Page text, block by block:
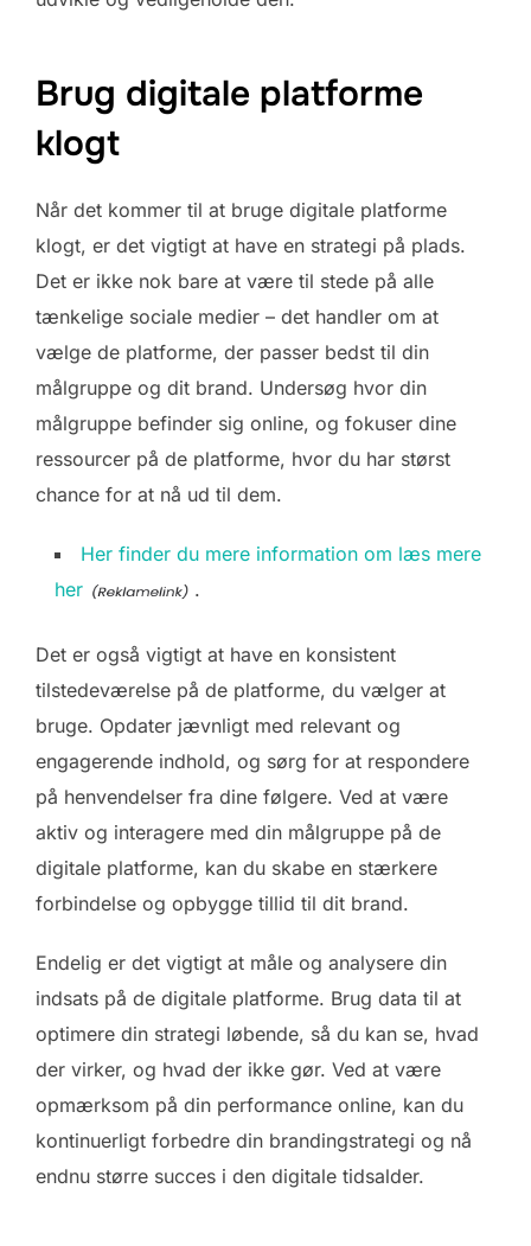
Brug digitale platforme
klogt
Når det kommer til at bruge digitale platforme
klogt, er det vigtigt at have en strategi på plads.
Det er ikke nok bare at være til stede på alle
tænkelige sociale medier – det handler om at
vælge de platforme, der passer bedst til din
målgruppe og dit brand. Undersøg hvor din
målgruppe befinder sig online, og fokuser dine
ressourcer på de platforme, hvor du har størst
chance for at nå ud til dem.
Her finder du mere information om læs mere
her
.
Det er også vigtigt at have en konsistent
tilstedeværelse på de platforme, du vælger at
bruge. Opdater jævnligt med relevant og
engagerende indhold, og sørg for at respondere
på henvendelser fra dine følgere. Ved at være
aktiv og interagere med din målgruppe på de
digitale platforme, kan du skabe en stærkere
forbindelse og opbygge tillid til dit brand.
Endelig er det vigtigt at måle og analysere din
indsats på de digitale platforme. Brug data til at
optimere din strategi løbende, så du kan se, hvad
der virker, og hvad der ikke gør. Ved at være
opmærksom på din performance online, kan du
kontinuerligt forbedre din brandingstrategi og nå
endnu større succes i den digitale tidsalder.